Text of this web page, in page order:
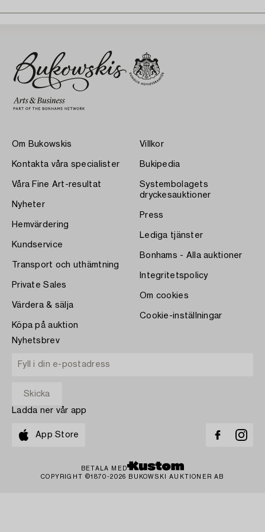
Om Bukowskis
Kontakta våra specialister
Våra Fine Art-resultat
Nyheter
Hemvärdering
Kundservice
Transport och uthämtning
Private Sales
Värdera & sälja
Köpa på auktion
Villkor
Bukipedia
Systembolagets
dryckesauktioner
Press
Lediga tjänster
Bonhams - Alla auktioner
Integritetspolicy
Om cookies
Cookie-inställningar
Nyhetsbrev
Ladda ner vår app
App Store
BETALA MED
COPYRIGHT ©1870-2026 BUKOWSKI AUKTIONER AB